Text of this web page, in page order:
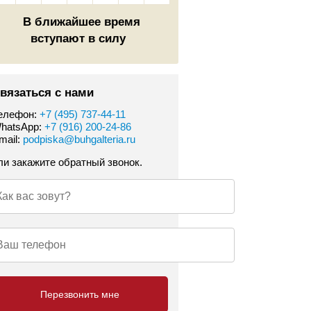
В ближайшее время
вступают в силу
с нами
+7 (495) 737-44-11
+7 (916) 200-24-86
podpiska@buhgalteria.ru
закажите обратный звонок.